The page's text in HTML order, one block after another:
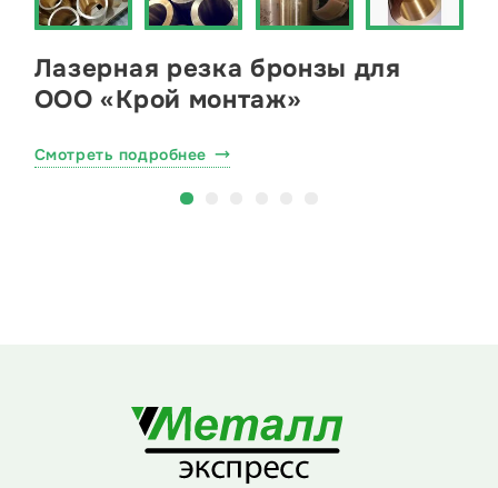
Лазерная резка бронзы для
ООО «Крой монтаж»
Смотреть подробнее